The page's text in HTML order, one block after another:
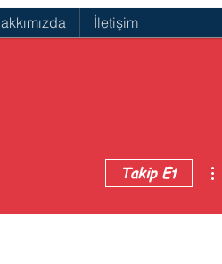
İletişim
Takip Et